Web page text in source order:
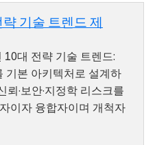
기술 트렌드 제
대 전략 기술 트렌드:
기본 아키텍처로 설계하
뢰·보안·지정학 리스크를
이자 융합자이며 개척자